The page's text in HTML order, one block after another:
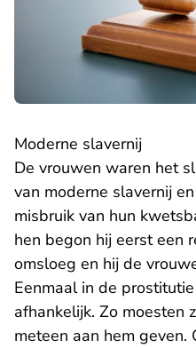
Moderne slavernij
De vrouwen waren het
van moderne slavernij
misbruik van hun
hen begon hij eerst een
omsloeg en hij de
Eenmaal in de
afhankelijk. Zo moesten
meteen aan hem geven.